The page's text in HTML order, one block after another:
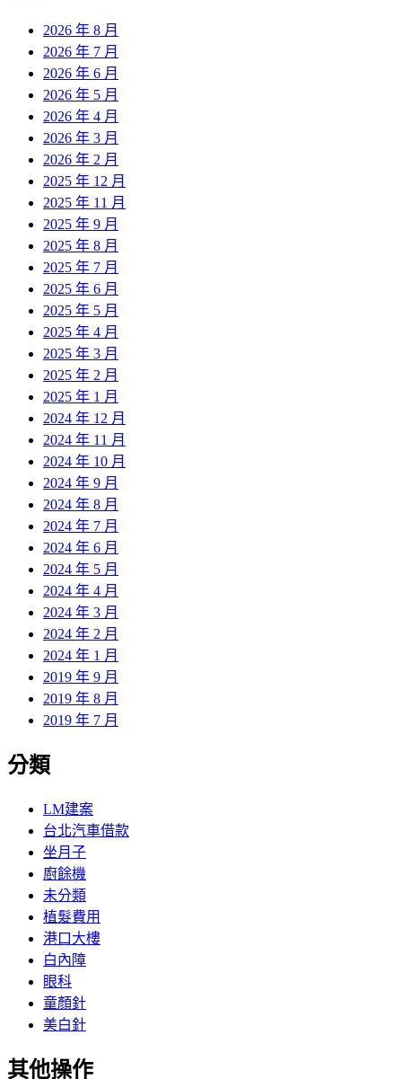
2026 年 8 月
2026 年 7 月
2026 年 6 月
2026 年 5 月
2026 年 4 月
2026 年 3 月
2026 年 2 月
2025 年 12 月
2025 年 11 月
2025 年 9 月
2025 年 8 月
2025 年 7 月
2025 年 6 月
2025 年 5 月
2025 年 4 月
2025 年 3 月
2025 年 2 月
2025 年 1 月
2024 年 12 月
2024 年 11 月
2024 年 10 月
2024 年 9 月
2024 年 8 月
2024 年 7 月
2024 年 6 月
2024 年 5 月
2024 年 4 月
2024 年 3 月
2024 年 2 月
2024 年 1 月
2019 年 9 月
2019 年 8 月
2019 年 7 月
分類
LM建案
台北汽車借款
坐月子
廚餘機
未分類
植髮費用
港口大樓
白內障
眼科
童顏針
美白針
其他操作